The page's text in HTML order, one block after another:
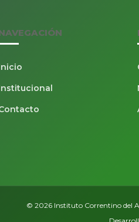
© 2026 Instituto Correntino del